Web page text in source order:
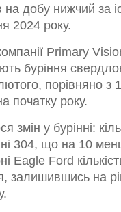
добу нижчий за
2024 року.
Primary
буріння
порівняно з
початку року.
змін у бурінні:
304, що на 10
Eagle Ford
залишившись на